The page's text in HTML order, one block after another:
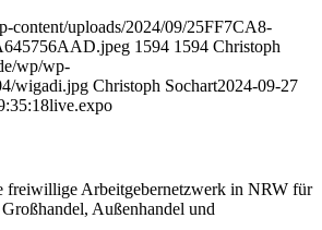
content/uploads/2024/09/25FF7CA8-
1594 1594 Christoph
wp/wp-
wigadi.jpg Christoph Sochart2024-09-27
live.expo
freiwillige Arbeitgebernetzwerk in NRW für
Außenhandel und